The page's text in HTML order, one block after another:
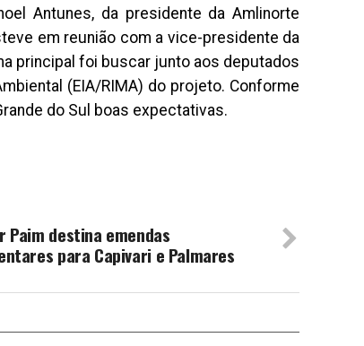
Antunes, da presidente da Amlinorte
em reunião com a vice-presidente da
principal foi buscar junto aos deputados
(EIA/RIMA) do projeto. Conforme
do Sul boas expectativas.
Paim destina emendas
para Capivari e Palmares